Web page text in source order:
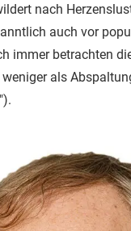
nach
auch vor
immer betrachten
weniger als